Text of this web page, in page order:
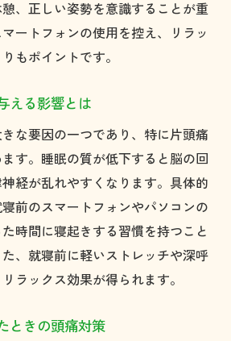
、正しい姿勢を意識することが重
ートフォンの使用を控え、リラッ
もポイントです。
える影響とは
な要因の一つであり、特に片頭痛
す。睡眠の質が低下すると脳の回
経が乱れやすくなります。具体的
前のスマートフォンやパソコンの
時間に寝起きする習慣を持つこと
、就寝前に軽いストレッチや深呼
ラックス効果が得られます。
ときの頭痛対策